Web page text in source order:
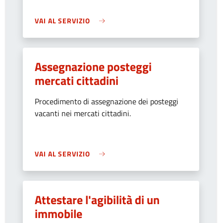
VAI AL SERVIZIO
Assegnazione posteggi
mercati cittadini
Procedimento di assegnazione dei posteggi
vacanti nei mercati cittadini.
VAI AL SERVIZIO
Attestare l'agibilità di un
immobile